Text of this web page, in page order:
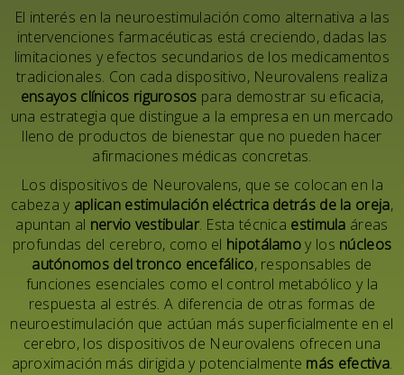
El interés en la neuroestimulación como alternativa a las
intervenciones farmacéuticas está creciendo, dadas las
limitaciones y efectos secundarios de los medicamentos
tradicionales. Con cada dispositivo, Neurovalens realiza
ensayos clínicos rigurosos para demostrar su eficacia,
una estrategia que distingue a la empresa en un mercado
lleno de productos de bienestar que no pueden hacer
afirmaciones médicas concretas.
Los dispositivos de Neurovalens, que se colocan en la
cabeza y aplican estimulación eléctrica detrás de la oreja,
apuntan al nervio vestibular. Esta técnica estimula áreas
profundas del cerebro, como el hipotálamoy los núcleos
autónomos del tronco encefálico, responsables de
funciones esenciales como el control metabólico y la
respuesta al estrés. A diferencia de otras formas de
neuroestimulación que actúan más superficialmente en el
cerebro, los dispositivos de Neurovalens ofrecen una
aproximación más dirigida y potencialmente más efectiva.